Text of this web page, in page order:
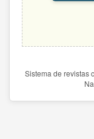
Sistema de revistas